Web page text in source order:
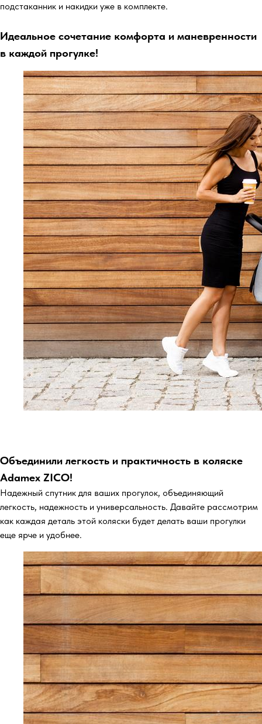
подстаканник и накидки уже в комплекте.
Идеальное сочетание комфорта и маневренности
в каждой прогулке!
Объединили легкость и практичность в коляске
Adamex ZICO!
Надежный спутник для ваших прогулок, объединяющий
легкость, надежность и универсальность. Давайте рассмотрим
как каждая деталь этой коляски будет делать ваши прогулки
еще ярче и удобнее.